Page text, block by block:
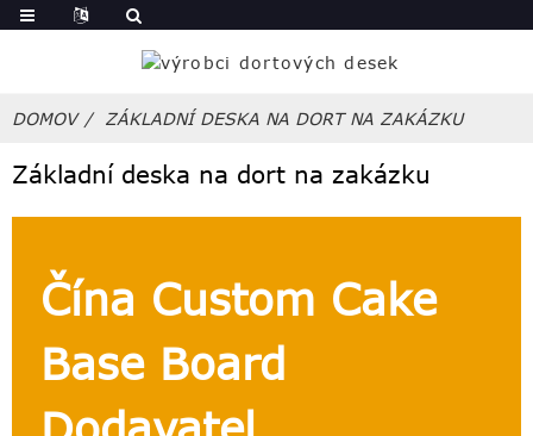
DOMOV ZÁKLADNÍ DESKA NA DORT NA ZAKÁZKU
Základní deska na dort na zakázku
Čína Custom Cake
Base Board